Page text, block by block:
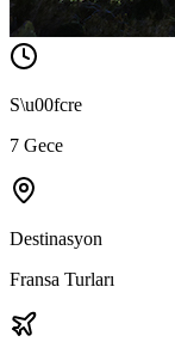
S\u00fcre
7 Gece
Destinasyon
Fransa Turları